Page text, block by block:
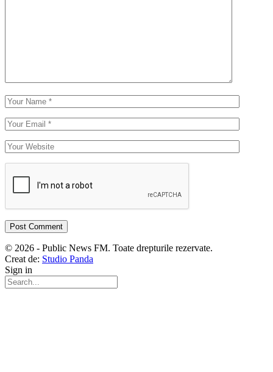
© 2026 - Public News FM. Toate drepturile rezervate.
Creat de: Studio Panda
Sign in